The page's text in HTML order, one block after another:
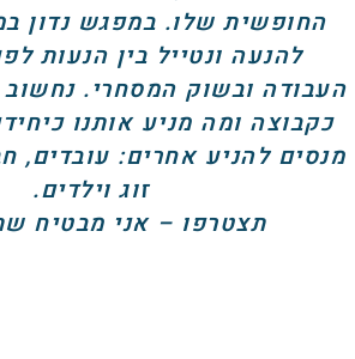
החופשית שלו. במפגש נדון
להנעה ונטייל בין הנעות
העבודה ובשוק המסחרי. נחשוב
כקבוצה ומה מניע אותנו
מנסים להניע אחרים: עובדים,
זוג וילדים.
תצטרפו – אני מבטיח